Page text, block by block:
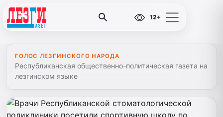
12+
ГОЛОС ЛЕЗГИНСКОГО НАРОДА
Республиканская общественно-политическая газета на
лезгинском языке